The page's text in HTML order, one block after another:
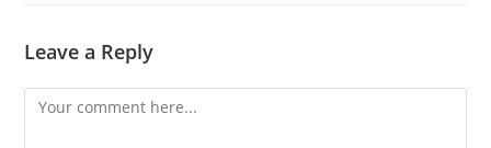
Leave a Reply